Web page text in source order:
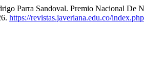
Parra Sandoval. Premio Nacional De
https://revistas.javeriana.edu.co/